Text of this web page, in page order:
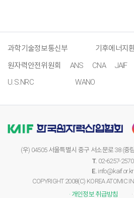
과학기술정보통신부 기후에너지
원자력안전위원회
ANS CNA JAIF
U.S.NRC
WANO
(우) 04505 서울특별시 중구 서소문로 38 (중
T. 02-6257-2570
E. info@kaif.or.kr
COPYRIGHT 2008(C) KOREA ATOMIC
· 개인정보 취급방침